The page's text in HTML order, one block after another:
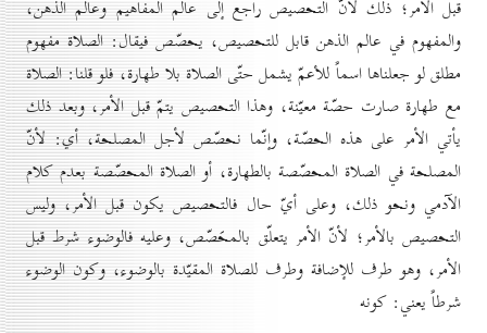
قبل الأمر؛ ذلك لأنّ التحصيص راجع إلى عالم المفاهيم وعالم الذهن،
والمفهوم في عالم الذهن قابل للتحصيص، يحصّص فيقال: الصلاة مفهوم
مطلق لو جعلناها اسماً للأعمّ يشمل حتّى الصلاة بلا طهارة، فلو قلنا: الصلاة
مع طهارة صارت حصّة معيّنة، وهذا التحصيص يتمّ قبل الأمر، وبعد ذلك
يأتي الأمر على هذه الحصّة، وإنّما نحصّص لأجل المصلحة، أي: لأنّ
المصلحة في الصلاة المحصّصة بالطهارة، أو الصلاة المحصّصة بعدم كلام
الآدمي ونحو ذلك، وعلى أيّ حال فالتحصيص يكون قبل الأمر، وليس
التحصيص بالأمر؛ لأنّ الأمر يتعلّق بالمحَصّص، وعليه فالوضوء شرط قبل
الأمر، وهو طرف للإضافة وطرف للصلاة المقيّدة بالوضوء، وكون الوضوء
شرطاً يعني: كونه